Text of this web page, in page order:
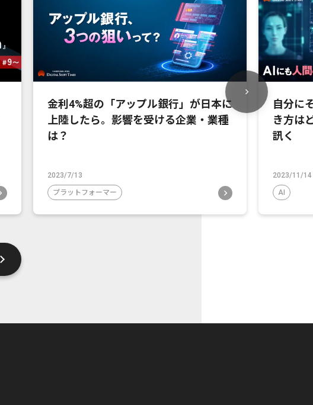
金利4%超の「アップル銀行」が日本に
上陸したら。影響を受ける企業・業種
は？
2023/7/13
プラットフォーマー
自分に
き方は
訊く
2023/11/14
AI